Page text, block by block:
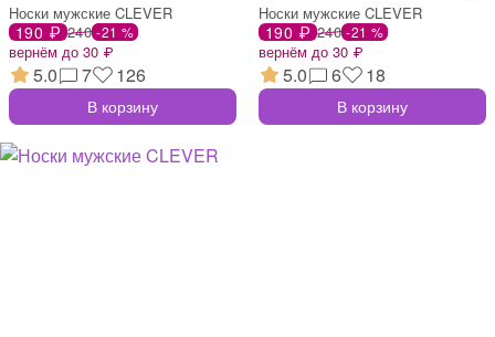
Носки мужские CLEVER
190 ₽ 240 -21 %
вернём до 30 ₽
5.0 7 126
В корзину
Носки мужские CLEVER
190 ₽ 240 -21 %
вернём до 30 ₽
5.0 6 18
В корзину